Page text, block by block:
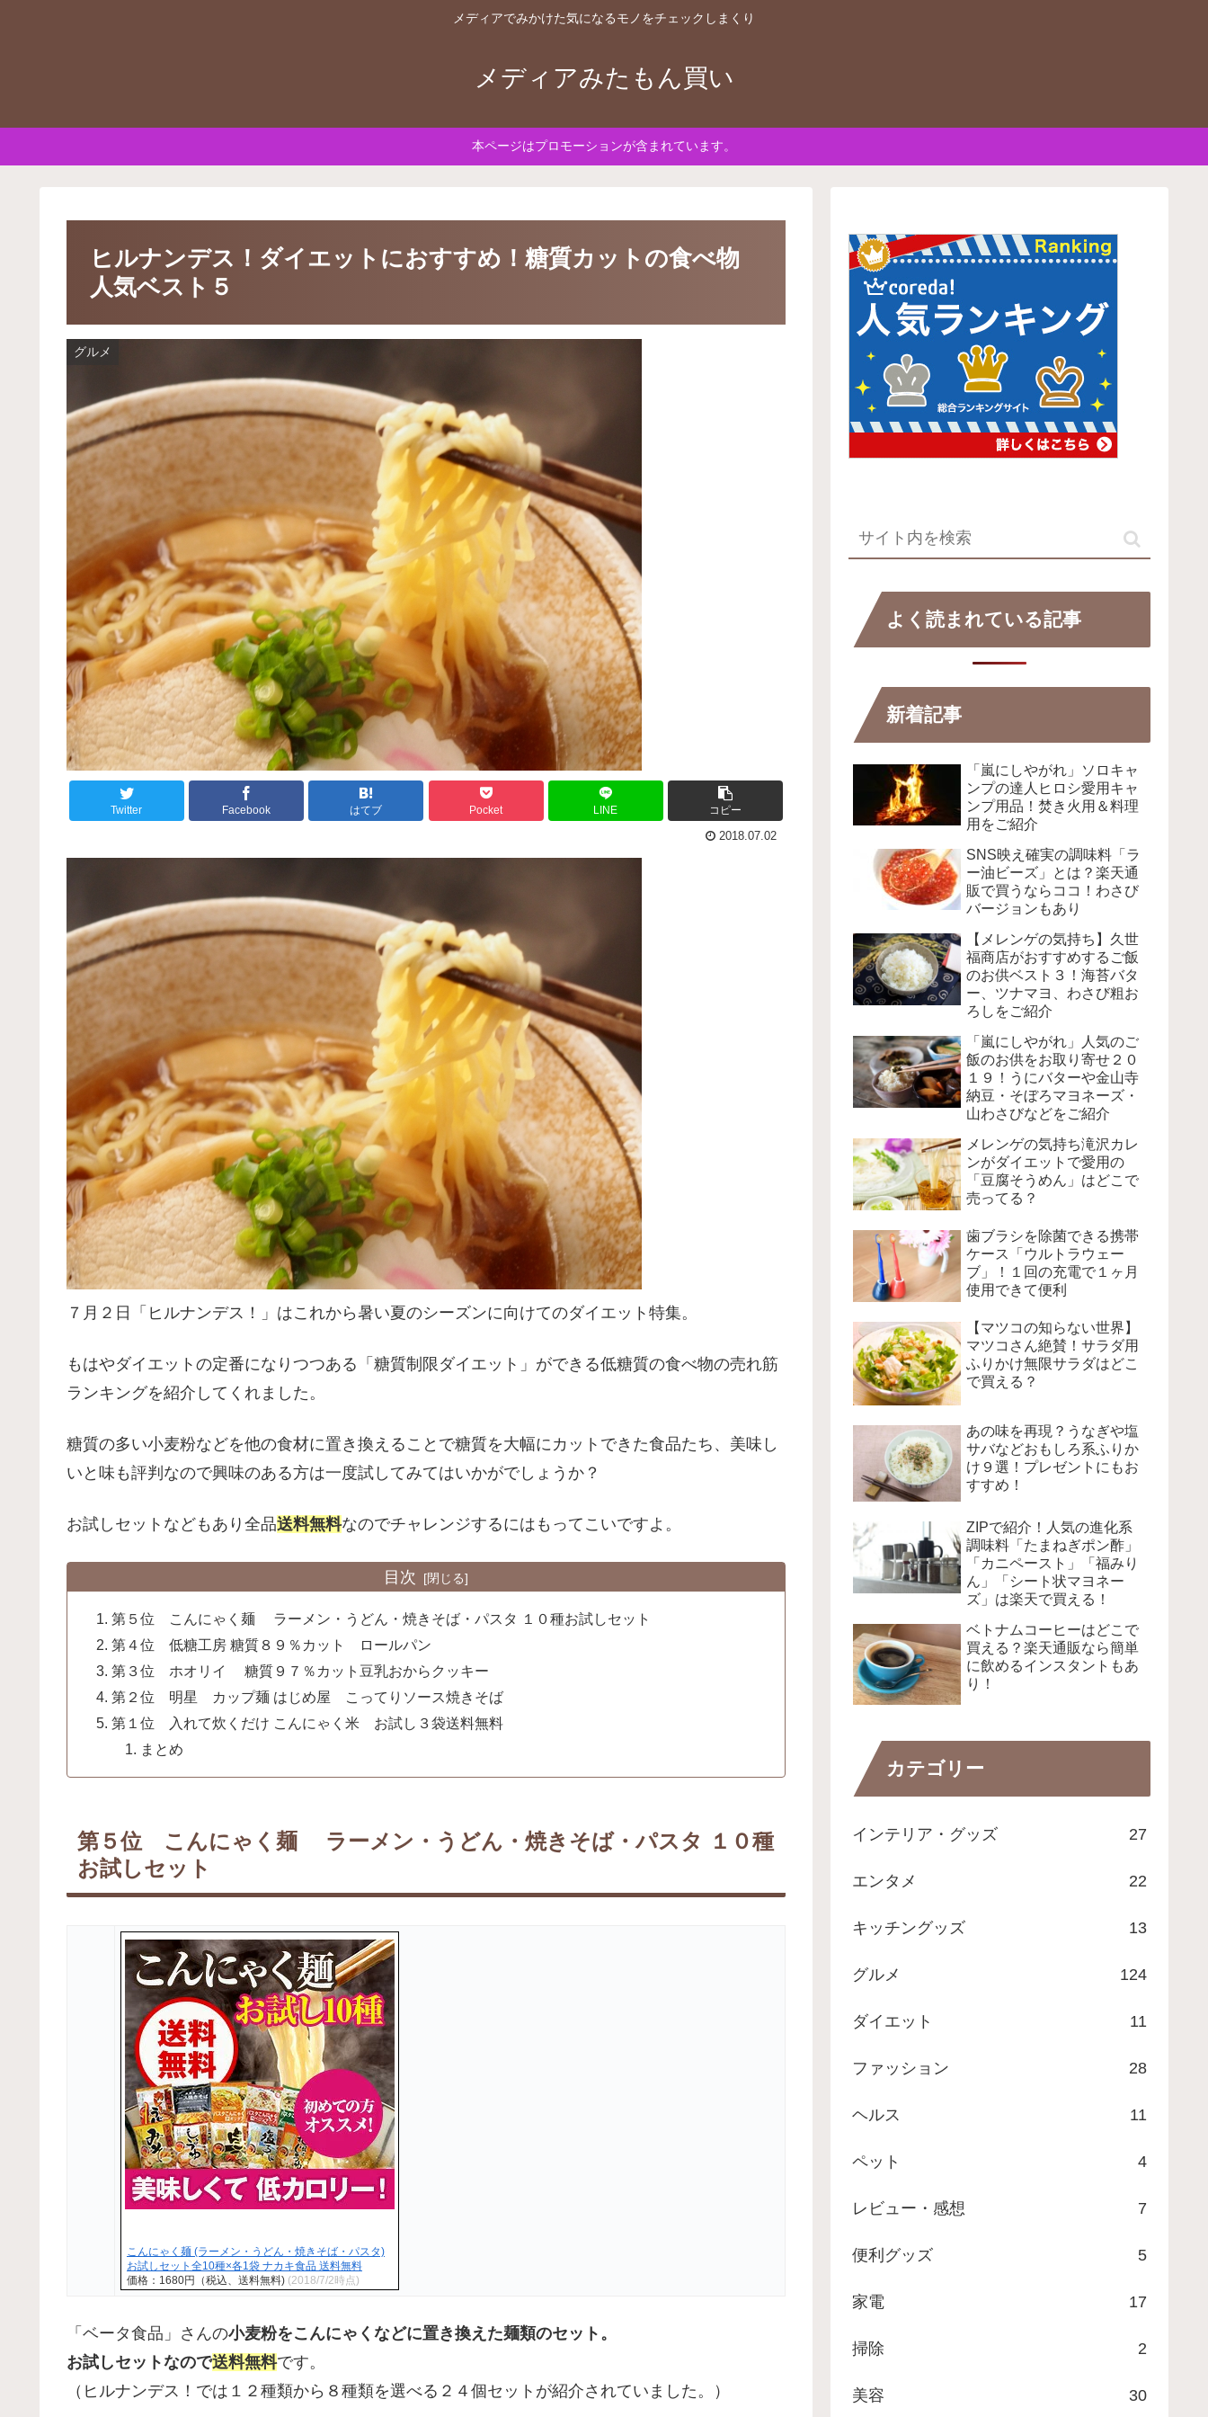
メディアでみかけた気になるモノをチェックしまくり
メディアみたもん買い
本ページはプロモーションが含まれています。
ヒルナンデス！ダイエットにおすすめ！糖質カットの食べ物
人気ベスト５
グルメ
Twitter Facebook はてブ Pocket LINE コピー
2018.07.02
７月２日「ヒルナンデス！」はこれから暑い夏のシーズンに向けてのダイエット特集。
もはやダイエットの定番になりつつある「糖質制限ダイエット」ができる低糖質の食べ物の売れ筋
ランキングを紹介してくれました。
糖質の多い小麦粉などを他の食材に置き換えることで糖質を大幅にカットできた食品たち、美味し
いと味も評判なので興味のある方は一度試してみてはいかがでしょうか？
お試しセットなどもあり全品送料無料なのでチャレンジするにはもってこいですよ。
目次
第５位 こんにゃく麺 ラーメン・うどん・焼きそば・パスタ １０種お試しセット
第４位 低糖工房 糖質８９％カット ロールパン
第３位 ホオリイ 糖質９７％カット豆乳おからクッキー
第２位 明星 カップ麺 はじめ屋 こってりソース焼きそば
第１位 入れて炊くだけ こんにゃく米 お試し３袋送料無料
まとめ
第５位 こんにゃく麺 ラーメン・うどん・焼きそば・パスタ １０種
お試しセット
こんにゃく麺 (ラーメン・うどん・焼きそば・パスタ)
お試しセット全10種×各1袋 ナカキ食品 送料無料
価格：1680円（税込、送料無料) (2018/7/2時点)
「ベータ食品」さんの小麦粉をこんにゃくなどに置き換えた麺類のセット。
お試しセットなので送料無料です。
（ヒルナンデス！では１２種類から８種類を選べる２４個セットが紹介されていました。）
よく読まれている記事
新着記事
「嵐にしやがれ」ソロキャ
ンプの達人ヒロシ愛用キャ
ンプ用品！焚き火用＆料理
用をご紹介
SNS映え確実の調味料「ラ
ー油ビーズ」とは？楽天通
販で買うならココ！わさび
バージョンもあり
【メレンゲの気持ち】久世
福商店がおすすめするご飯
のお供ベスト３！海苔バタ
ー、ツナマヨ、わさび粗お
ろしをご紹介
「嵐にしやがれ」人気のご
飯のお供をお取り寄せ２０
１９！うにバターや金山寺
納豆・そぼろマヨネーズ・
山わさびなどをご紹介
メレンゲの気持ち滝沢カレ
ンがダイエットで愛用の
「豆腐そうめん」はどこで
売ってる？
歯ブラシを除菌できる携帯
ケース「ウルトラウェー
ブ」！１回の充電で１ヶ月
使用できて便利
【マツコの知らない世界】
マツコさん絶賛！サラダ用
ふりかけ無限サラダはどこ
で買える？
あの味を再現？うなぎや塩
サバなどおもしろ系ふりか
け９選！プレゼントにもお
すすめ！
ZIPで紹介！人気の進化系
調味料「たまねぎポン酢」
「カニペースト」「福みり
ん」「シート状マヨネー
ズ」は楽天で買える！
ベトナムコーヒーはどこで
買える？楽天通販なら簡単
に飲めるインスタントもあ
り！
カテゴリー
インテリア・グッズ 27
エンタメ 22
キッチングッズ 13
グルメ 124
ダイエット 11
ファッション 28
ヘルス 11
ペット 4
レビュー・感想 7
便利グッズ 5
家電 17
掃除 2
美容 30